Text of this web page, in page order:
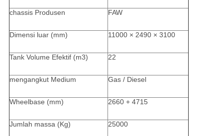
chassis Produsen FAW
Dimensi luar (mm) 11000 × 2490 × 3100
Tank Volume Efektif (m3) 22
mengangkut Medium Gas / Diesel
Wheelbase (mm) 2660 + 4715
Jumlah massa (Kg) 25000